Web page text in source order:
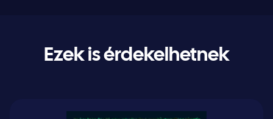
Ezek is érdekelhetnek